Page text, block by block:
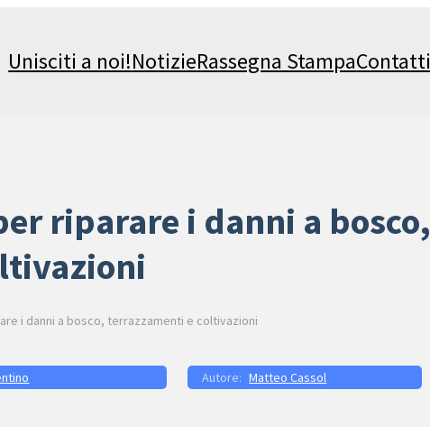
Unisciti a noi!NotizieRassegna StampaContatti
riparare i danni a bosco,
i danni a bosco, terrazzamenti e coltivazioni
Matteo Cassol